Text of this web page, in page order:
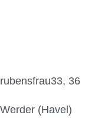
rubensfrau33, 36
Werder (Havel)